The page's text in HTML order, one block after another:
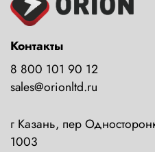
Контакты
8 800 101 90 12
sales@orionltd.ru
г Казань, пер
1003